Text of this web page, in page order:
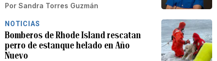
Por Sandra Torres Guzmán
NOTICIAS
Bomberos de Rhode Island rescatan
perro de estanque helado en Año
Nuevo